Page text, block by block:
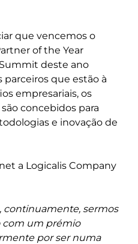
que vencemos o
of the Year
deste ano
parceiros que estão à
empresariais, os
concebidos para
e inovação de
a Logicalis Company
continuamente, sermos
com um prémio
por ser numa